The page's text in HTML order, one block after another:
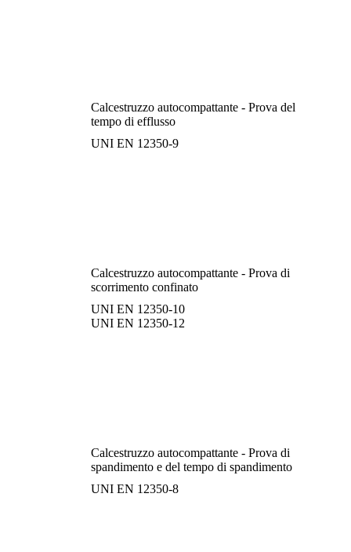
Calcestruzzo autocompattante - Prova del
tempo di efflusso
UNI EN 12350-9
Calcestruzzo autocompattante - Prova di
scorrimento confinato
UNI EN 12350-10
UNI EN 12350-12
Calcestruzzo autocompattante - Prova di
spandimento e del tempo di spandimento
UNI EN 12350-8